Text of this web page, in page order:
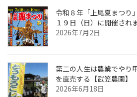
令和８年「上尾夏まつり
１９日（日）に開催され
2026年7月2日
第二の人生は農業でやり
を直売する【武笠農園】
2026年6月18日